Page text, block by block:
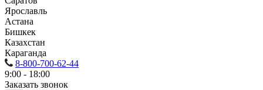
Ярославль
Астана
Бишкек
Казахстан
Караганда
8-800-700-62-44
9:00 - 18:00
Заказать звонок